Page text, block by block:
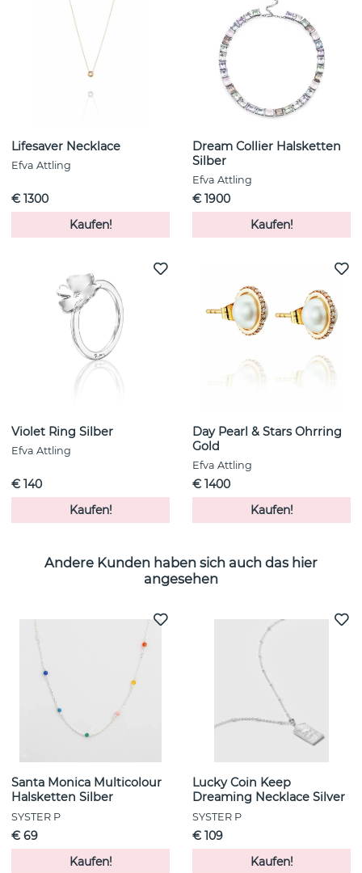
Lifesaver Necklace
Efva Attling
€ 1300
Kaufen!
Dream Collier Halsketten
Silber
Efva Attling
€ 1900
Kaufen!
Violet Ring Silber
Efva Attling
€ 140
Kaufen!
Day Pearl & Stars Ohrring
Gold
Efva Attling
€ 1400
Kaufen!
Andere Kunden haben sich auch das hier
angesehen
Santa Monica Multicolour
Halsketten Silber
SYSTER P
€ 69
Kaufen!
Lucky Coin Keep
Dreaming Necklace Silver
SYSTER P
€ 109
Kaufen!